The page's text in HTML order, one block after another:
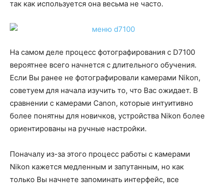
так как используется она весьма не часто.
На самом деле процесс фотографирования с D7100
вероятнее всего начнется с длительного обучения.
Если Вы ранее не фотографировали камерами Nikon,
советуем для начала изучить то, что Вас ожидает. В
сравнении с камерами Canon, которые интуитивно
более понятны для новичков, устройства Nikon более
ориентированы на ручные настройки.
Поначалу из-за этого процесс работы с камерами
Nikon кажется медленным и запутанным, но как
только Вы начнете запоминать интерфейс, все